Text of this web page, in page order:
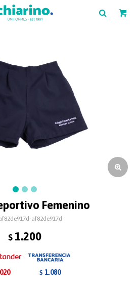
Femenino
af82de917d
$ 1.200
$ 1.080